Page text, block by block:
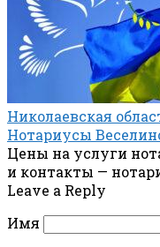
Николаевская
Нотариусы
Цены на услуги
и контакты —
Leave a Reply
Имя